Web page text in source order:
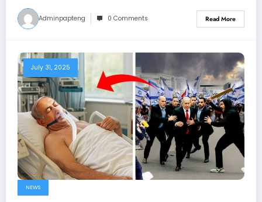
Adminpapteng 0 Comments Read More
July 31, 2025
NEWS